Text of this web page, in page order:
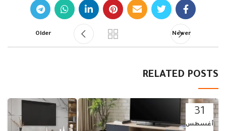
Newer
Older
RELATED POSTS
31
أغسطس